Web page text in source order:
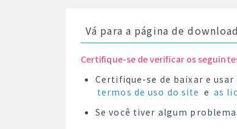
Vá para a página de download
Certifique-se de verificar os
Certifique-se de baixar e
termos de uso do site e as
Se você tiver algum